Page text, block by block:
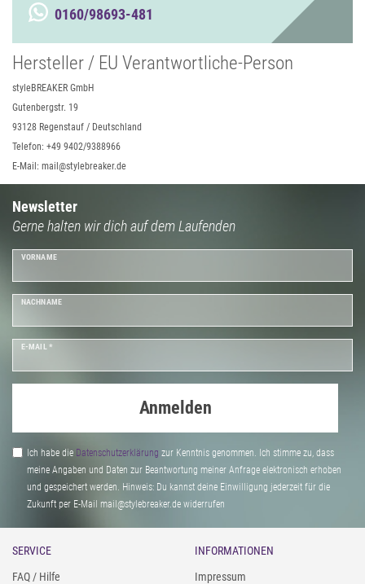
0160/98693-481
Hersteller / EU Verantwortliche-Person
styleBREAKER GmbH
Gutenbergstr. 19
93128 Regenstauf / Deutschland
Telefon: +49 9402/9388966
E-Mail: mail@stylebreaker.de
Newsletter
Gerne halten wir dich auf dem Laufenden
VORNAME
NACHNAME
E-MAIL *
Anmelden
Ich habe die Daten­schutz­erklärung zur Kenntnis genommen. Ich stimme zu, dass
meine Angaben und Daten zur Beantwortung meiner Anfrage elektronisch erhoben
und gespeichert werden. Hinweis: Du kannst deine Einwilligung jederzeit für die
Zukunft per E-Mail mail@stylebreaker.de widerrufen
SERVICE
FAQ / Hilfe
INFORMATIONEN
Impressum